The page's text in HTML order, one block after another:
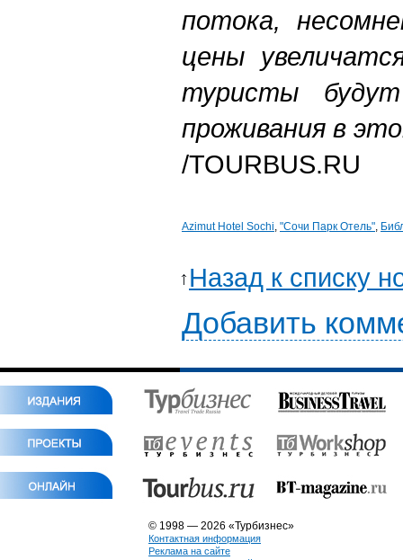
потока,
цены
туристы
проживания в
/TOURBUS.RU
Azimut Hotel Sochi, "Сочи Парк Отель",
Назад к списку
Добавить
© 1998 — 2026 «Турбизнес»
Контактная информация
Реклама на сайте